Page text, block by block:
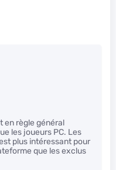
en règle général
les joueurs PC. Les
plus intéressant pour
que les exclus